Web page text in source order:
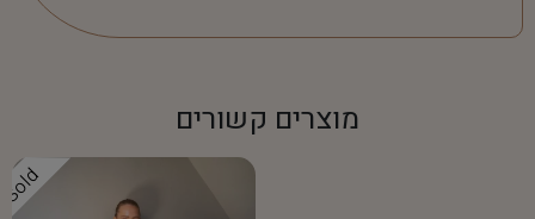
מוצרים קשורים
Sold